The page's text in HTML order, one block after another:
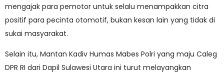
mengajak para pemotor untuk selalu menampakkan citra
positif para pecinta otomotif, bukan kesan lain yang tidak di
sukai masyarakat.
Selain itu, Mantan Kadiv Humas Mabes Polri yang maju Caleg
DPR RI dari Dapil Sulawesi Utara ini turut melayangkan